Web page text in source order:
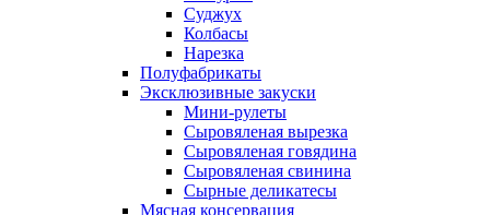
Суджух
Колбасы
Нарезка
Полуфабрикаты
Эксклюзивные закуски
Мини-рулеты
Сыровяленая вырезка
Сыровяленая говядина
Сыровяленая свинина
Сырные деликатесы
Мясная консервация